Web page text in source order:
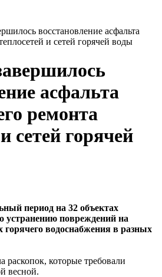
восстановление асфальта
и сетей горячей воды
асфальта
ремонта
сетей горячей
период на 32 объектах
устранению повреждений на
горячего водоснабжения в разных
раскопок, которые требовали
весной.